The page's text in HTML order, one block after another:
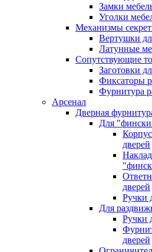
Замки
Уголки
Механизмы
Вертушки
Латунные
Сопутствующие
Заготовки
Фиксаторы
Фурнитура
Арсенал
Дверная
Для
дверей
дверей
Ручки
Для
Ручки
дверей